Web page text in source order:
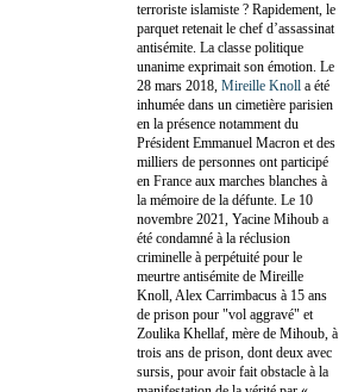
terroriste islamiste ? Rapidement, le
parquet retenait le chef d’assassinat
antisémite. La classe politique
unanime exprimait son émotion. Le
28 mars 2018, Mireille Knoll a été
inhumée dans un cimetière parisien
en la présence notamment du
Président Emmanuel Macron et des
milliers de personnes ont participé
en France aux marches blanches à
la mémoire de la défunte. Le 10
novembre 2021, Yacine Mihoub a
été condamné à la réclusion
criminelle à perpétuité pour le
meurtre antisémite de Mireille
Knoll, Alex Carrimbacus à 15 ans
de prison pour "vol aggravé" et
Zoulika Khellaf, mère de Mihoub, à
trois ans de prison, dont deux avec
sursis, pour avoir fait obstacle à la